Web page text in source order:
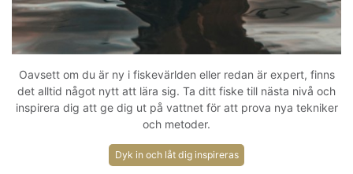
Oavsett om du är ny i fiskevärlden eller redan är expert, finns
det alltid något nytt att lära sig. Ta ditt fiske till nästa nivå och
inspirera dig att ge dig ut på vattnet för att prova nya tekniker
och metoder.
Dyk in och låt dig inspireras